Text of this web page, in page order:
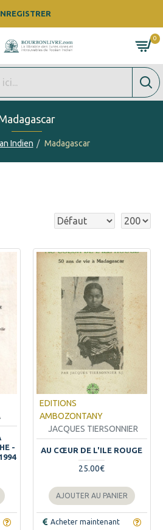
0
Indien Madagascar
-
EDITIONS
AMBOZONTANY
JACQUES TIERSONNIER
AU CŒUR DE L'ILE ROUGE
25.00€
AJOUTER AU PANIER
Acheter maintenant